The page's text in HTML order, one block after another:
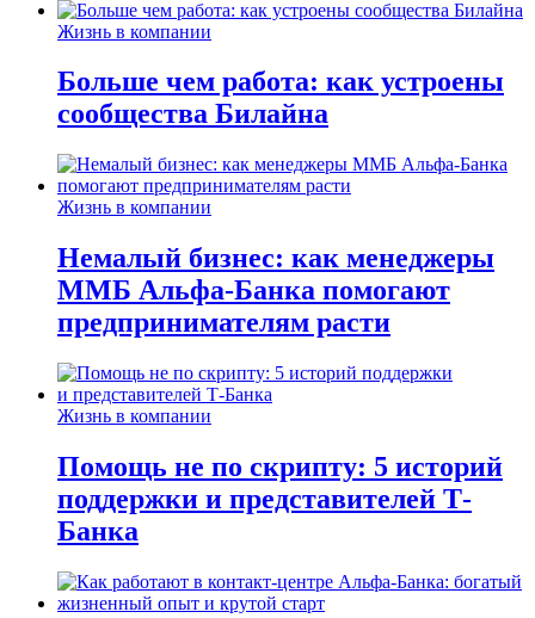
Жизнь в компании
Больше чем работа: как устроены
сообщества Билайна
Жизнь в компании
Немалый бизнес: как менеджеры
ММБ Альфа-Банка помогают
предпринимателям расти
Жизнь в компании
Помощь не по скрипту: 5 историй
поддержки и представителей Т-
Банка